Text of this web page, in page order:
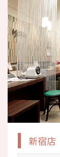
新宿店